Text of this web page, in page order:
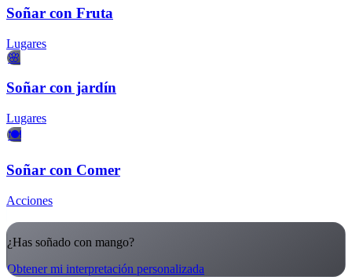
Soñar con Fruta
Lugares
🌸
Soñar con jardín
Lugares
🍽️
Soñar con Comer
Acciones
¿Has soñado con mango?
Obtener mi interpretación personalizada